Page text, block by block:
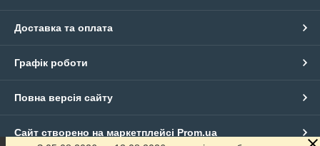
Доставка та оплата
Графік роботи
Повна версія сайту
Сайт створено на маркетплейсі Prom.ua